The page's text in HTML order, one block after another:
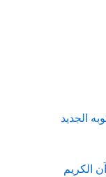
الجديد
الكريم